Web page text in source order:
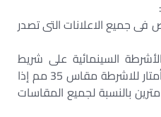
فى جميع الاعلانات التى تصدر
السينمائية على شريط
خاص لا يقل طوله عن خمسة أمتار للاشرطة مقاس 35 مم إذا
ج أو على مترين بالنسبة لجميع المقاسات